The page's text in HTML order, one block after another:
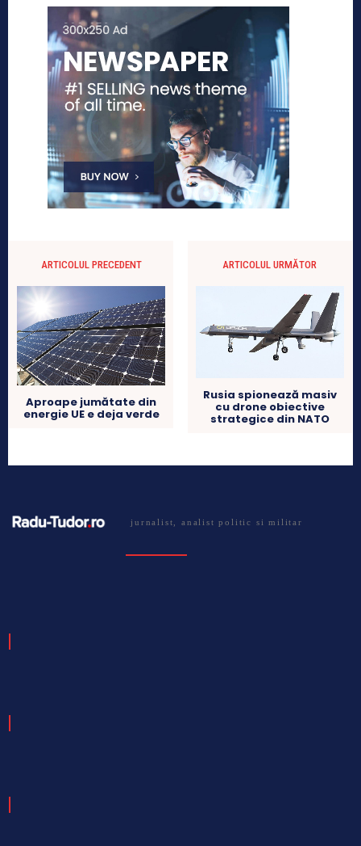
ARTICOLUL PRECEDENT
Aproape jumătate din
energie UE e deja verde
ARTICOLUL URMĂTOR
Rusia spionează masiv
cu drone obiective
strategice din NATO
jurnalist, analist politic si militar